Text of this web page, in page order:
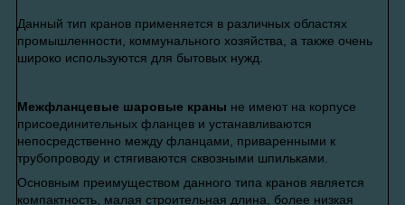
Данный тип кранов применяется в различных областях
промышленности, коммунального хозяйства, а также очень
широко используются для бытовых нужд.
Межфланцевые шаровые краны не имеют на корпусе
присоединительных фланцев и устанавливаются
непосредственно между фланцами, приваренными к
трубопроводу и стягиваются сквозными шпильками.
Основным преимуществом данного типа кранов является
компактность, малая строительная длина, более низкая